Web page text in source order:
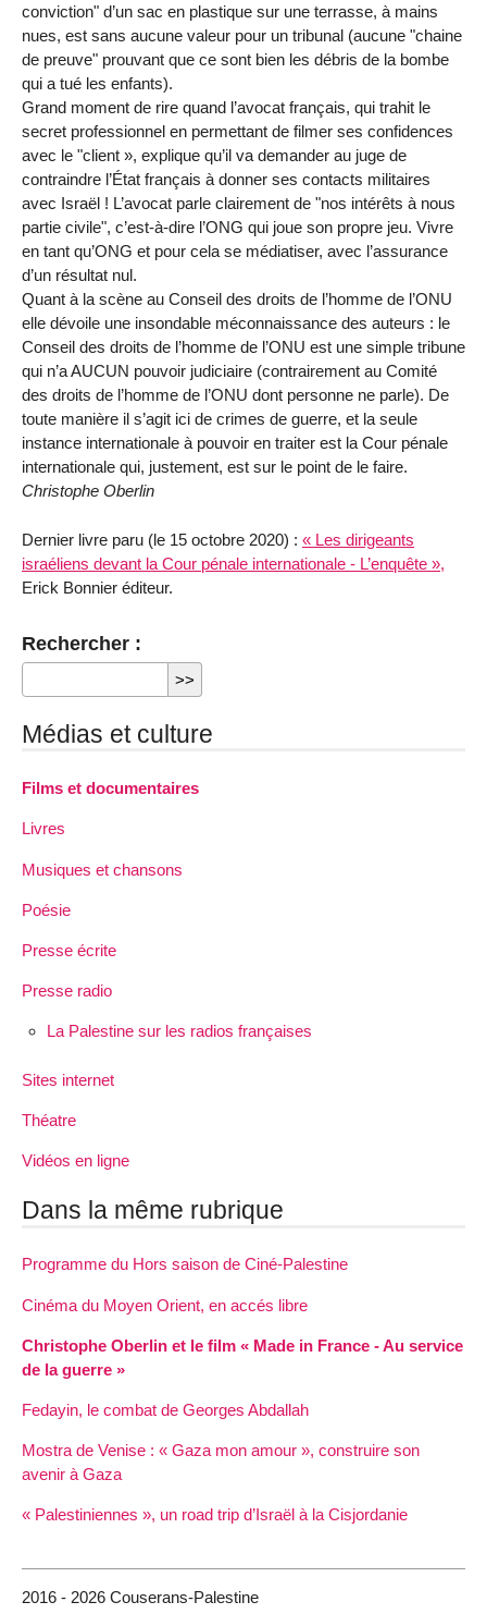
conviction" d’un sac en plastique sur une terrasse, à mains
nues, est sans aucune valeur pour un tribunal (aucune "chaine
de preuve" prouvant que ce sont bien les débris de la bombe
qui a tué les enfants).
Grand moment de rire quand l’avocat français, qui trahit le
secret professionnel en permettant de filmer ses confidences
avec le "client », explique qu’il va demander au juge de
contraindre l’État français à donner ses contacts militaires
avec Israël ! L’avocat parle clairement de "nos intérêts à nous
partie civile", c’est-à-dire l’ONG qui joue son propre jeu. Vivre
en tant qu’ONG et pour cela se médiatiser, avec l’assurance
d’un résultat nul.
Quant à la scène au Conseil des droits de l’homme de l’ONU
elle dévoile une insondable méconnaissance des auteurs : le
Conseil des droits de l’homme de l’ONU est une simple tribune
qui n’a AUCUN pouvoir judiciaire (contrairement au Comité
des droits de l’homme de l’ONU dont personne ne parle). De
toute manière il s’agit ici de crimes de guerre, et la seule
instance internationale à pouvoir en traiter est la Cour pénale
internationale qui, justement, est sur le point de le faire.
Christophe Oberlin
Dernier livre paru (le 15 octobre 2020) : « Les dirigeants
israéliens devant la Cour pénale internationale - L’enquête »,
Erick Bonnier éditeur.
Rechercher :
Médias et culture
Films et documentaires
Livres
Musiques et chansons
Poésie
Presse écrite
Presse radio
La Palestine sur les radios françaises
Sites internet
Théatre
Vidéos en ligne
Dans la même rubrique
Programme du Hors saison de Ciné-Palestine
Cinéma du Moyen Orient, en accés libre
Christophe Oberlin et le film « Made in France - Au service
de la guerre »
Fedayin, le combat de Georges Abdallah
Mostra de Venise : « Gaza mon amour », construire son
avenir à Gaza
« Palestiniennes », un road trip d’Israël à la Cisjordanie
2016 - 2026 Couserans-Palestine